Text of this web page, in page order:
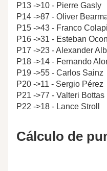
P13 ->10 - Pierre Gasly
P14 ->87 - Oliver
P15 ->43 - Franco
P16 ->31 - Esteban Ocon
P17 ->23 - Alexander
P18 ->14 - Fernando
P19 ->55 - Carlos Sainz
P20 ->11 - Sergio Pérez
P21 ->77 - Valteri Bottas
P22 ->18 - Lance Stroll
Cálculo de